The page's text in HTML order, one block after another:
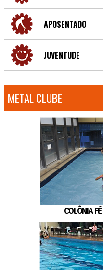
APOSENTADO
JUVENTUDE
METAL CLUBE
COLÔNIA